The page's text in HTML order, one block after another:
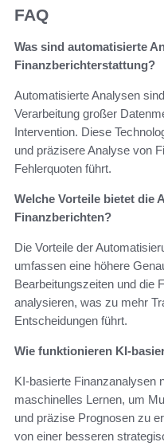
FAQ
Was sind automatisierte
Finanzberichterstattung?
Automatisierte Analysen
Verarbeitung großer
Intervention. Diese
und präzisere Analyse von
Fehlerquoten führt.
Welche Vorteile bietet die
Finanzberichten?
Die Vorteile der
umfassen eine höhere
Bearbeitungszeiten und die
analysieren, was zu mehr
Entscheidungen führt.
Wie funktionieren KI-
KI-basierte Finanzanalysen
maschinelles Lernen, um
und präzise Prognosen zu
von einer besseren